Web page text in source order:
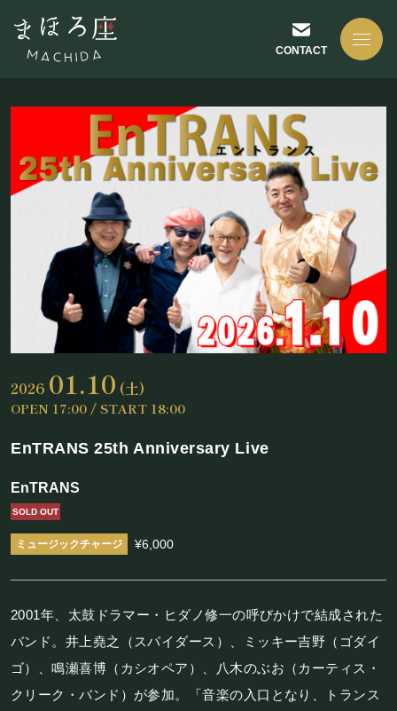
CONTACT
NEWS
お知らせ
ABOUT US
座長挨拶
アクセス
SCHEDULE
RESERVATION
予約・当日の流れ
2026 01.10 (土)
OPEN 17:00 / START 18:00
EnTRANS 25th Anniversary Live
EnTRANS
SOLD OUT
¥6,000
2001年、太鼓ドラマー・ヒダノ修一の呼びかけで結成された
バンド。井上堯之（スパイダース）、ミッキー吉野（ゴダイ
ゴ）、鳴瀬喜博（カシオペア）、八木のぶお（カーティス・
クリーク・バンド）が参加。「音楽の入口となり、トランス